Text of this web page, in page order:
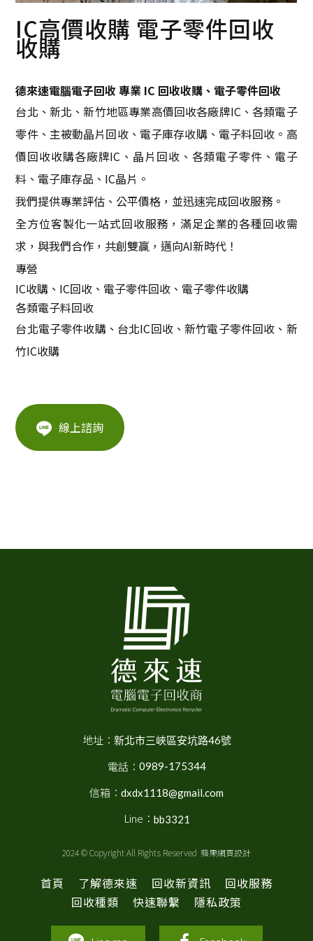
IC高價收購 電子零件回收
收購
德來速電腦電子回收 專業 IC 回收收購、電子零件回收
台北、新北、新竹地區專業高價回收各廠牌IC、各類電子
零件、主被動晶片回收、電子庫存收購、電子料回收。高
價回收收購各廠牌IC、晶片回收、各類電子零件、電子
料、電子庫存品、IC晶片。
我們提供專業評估、公平價格，並迅速完成回收服務。
全方位客製化一站式回收服務，滿足企業的各種回收需
求，與我們合作，共創雙贏，邁向AI新時代！
專營
IC收購、IC回收、電子零件回收、電子零件收購
各類電子料回收
台北電子零件收購、台北IC回收、新竹電子零件回收、新
竹IC收購
線上諮詢
地址： 新北市三峽區安坑路46號
電話： 0989-175344
信箱： dxdx1118@gmail.com
Line： bb3321
2024 © Copyright All Rights Reserved 蘋果網頁設計
首頁 了解德來速 回收新資訊
回收服務
回收種類
快速聯繫 隱私政策